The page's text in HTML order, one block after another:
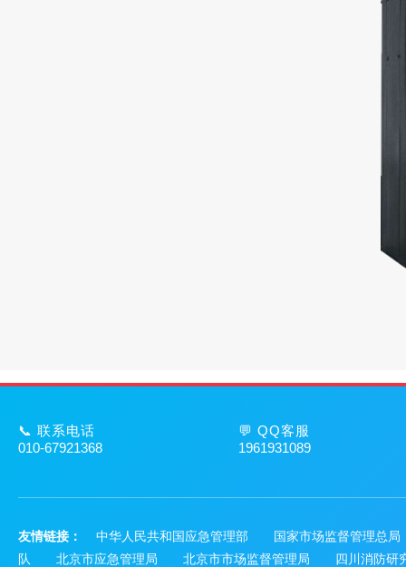
📞 联系电话
010-67921368
💬 QQ客服
1961931089
友情链接： 中华人民共和国应急管理部
国家市场监督管理总局
队
北京市应急管理局 北京市市场监督管理局
四川消防研